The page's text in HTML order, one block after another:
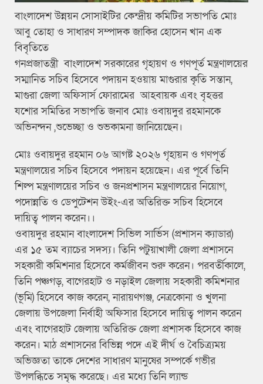
বাংলাদেশ উন্নয়ন সোসাইটির কেন্দ্রীয় কমিটির সভাপতি মোঃ
আবু তোহা ও সাধারণ সম্পাদক জাকির হোসেন খান এক
বিবৃতিতে
গনপ্রজাতন্ত্রী বাংলাদেশ সরকারের গৃহায়ণ ও গণপূর্ত মন্ত্রণালয়ের
সম্মানিত সচিব হিসেবে পদায়ন হওয়ায় মাগুরার কৃতি সন্তান,
মাগুরা জেলা অফিসার্স ফোরামের আহবায়ক এবং বৃহত্তর
যশোর সমিতির সভাপতি জনাব মোঃ ওবায়দুর রহমানকে
অভিনন্দন ,শুভেচ্ছা ও শুভকামনা জানিয়েছেন।
মোঃ ওবায়দুর রহমান ০৬ আগষ্ট ২০২৬ গৃহায়ন ও গণপূর্ত
মন্ত্রণালয়ের সচিব হিসেবে পদায়ন হয়েছেন। এর পূর্বে তিনি
শিল্প মন্ত্রণালয়ের সচিব ও জনপ্রশাসন মন্ত্রণালয়ের নিয়োগ,
পদোন্নতি ও ডেপুটেশন উইং-এর অতিরিক্ত সচিব হিসেবে
দায়িত্ব পালন করেন।।
ওবায়দুর রহমান বাংলাদেশ সিভিল সার্ভিস (প্রশাসন ক্যাডার)
এর ১৫ তম ব্যাচের সদস্য। তিনি পটুয়াখালী জেলা প্রশাসনে
সহকারী কমিশনার হিসেবে কর্মজীবন শুরু করেন। পরবর্তীকালে,
তিনি পঞ্চগড়, বাগেরহাট ও নড়াইল জেলায় সহকারী কমিশনার
(ভূমি) হিসেবে কাজ করেন, নারায়ণগঞ্জ, নেত্রকোনা ও খুলনা
জেলায় উপজেলা নির্বাহী অফিসার হিসেবে দায়িত্ব পালন করেন
এবং বাগেরহাট জেলায় অতিরিক্ত জেলা প্রশাসক হিসেবে কাজ
করেন। মাঠ প্রশাসনের বিভিন্ন পদে এই দীর্ঘ ও বৈচিত্র্যময়
অভিজ্ঞতা তাকে দেশের সাধারণ মানুষের সম্পর্কে গভীর
উপলব্ধিতে সমৃদ্ধ করেছে। এর মধ্যে তিনি ল্যান্ড